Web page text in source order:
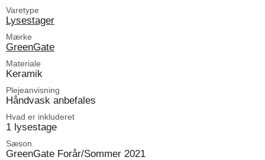
Varetype
Lysestager
Mærke
GreenGate
Materiale
Keramik
Plejeanvisning
Håndvask anbefales
Hvad er inkluderet
1 lysestage
Sæson
GreenGate Forår/Sommer 2021